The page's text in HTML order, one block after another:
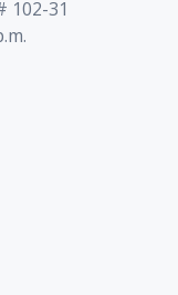
102-31